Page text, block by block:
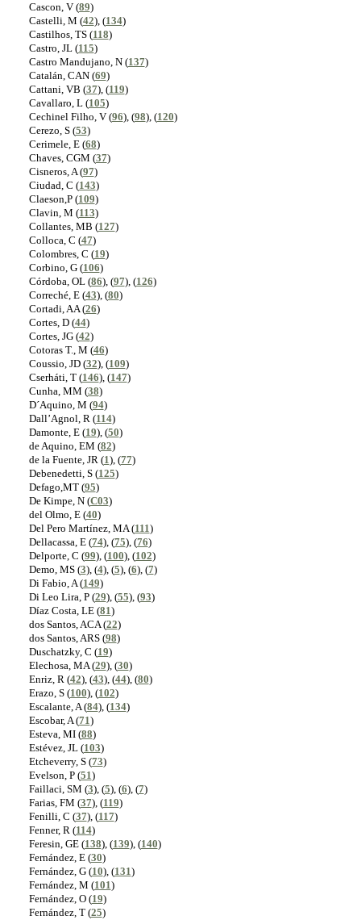
Cascon, V (89)
Castelli, M (42), (134)
Castilhos, TS (118)
Castro, JL (115)
Castro Mandujano, N (137)
Catalán, CAN (69)
Cattani, VB (37), (119)
Cavallaro, L (105)
Cechinel Filho, V (96), (98), (120)
Cerezo, S (53)
Cerimele, E (68)
Chaves, CGM (37)
Cisneros, A (97)
Ciudad, C (143)
Claeson,P (109)
Clavin, M (113)
Collantes, MB (127)
Colloca, C (47)
Colombres, C (19)
Corbino, G (106)
Córdoba, OL (86), (97), (126)
Correché, E (43), (80)
Cortadi, AA (26)
Cortes, D (44)
Cortes, JG (42)
Cotoras T., M (46)
Coussio, JD (32), (109)
Cserháti, T (146), (147)
Cunha, MM (38)
D´Aquino, M (94)
Dall’Agnol, R (114)
Damonte, E (19), (50)
de Aquino, EM (82)
de la Fuente, JR (1), (77)
Debenedetti, S (125)
Defago,MT (95)
De Kimpe, N (C03)
del Olmo, E (40)
Del Pero Martínez, MA (111)
Dellacassa, E (74), (75), (76)
Delporte, C (99), (100), (102)
Demo, MS (3), (4), (5), (6), (7)
Di Fabio, A (149)
Di Leo Lira, P (29), (55), (93)
Díaz Costa, LE (81)
dos Santos, ACA (22)
dos Santos, ARS (98)
Duschatzky, C (19)
Elechosa, MA (29), (30)
Enriz, R (42), (43), (44), (80)
Erazo, S (100), (102)
Escalante, A (84), (134)
Escobar, A (71)
Esteva, MI (88)
Estévez, JL (103)
Etcheverry, S (73)
Evelson, P (51)
Faillaci, SM (3), (5), (6), (7)
Farias, FM (37), (119)
Fenilli, C (37), (117)
Fenner, R (114)
Feresin, GE (138), (139), (140)
Fernández, E (30)
Fernández, G (10), (131)
Fernández, M (101)
Fernández, O (19)
Fernández, T (25)